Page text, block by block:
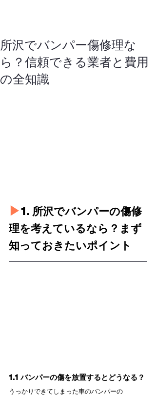
所沢でバンパー傷修理な
ら？信頼できる業者と費用
の全知識
▶︎1. 所沢でバンパーの傷修
理を考えているなら？まず
知っておきたいポイント
1.1 バンパーの傷を放置するとどうなる？
うっかりできてしまった車のバンパーの